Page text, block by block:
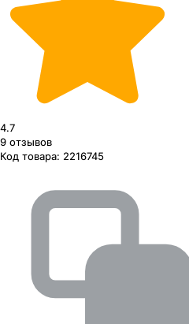
4.7
9 отзывов
Код товара: 2216745